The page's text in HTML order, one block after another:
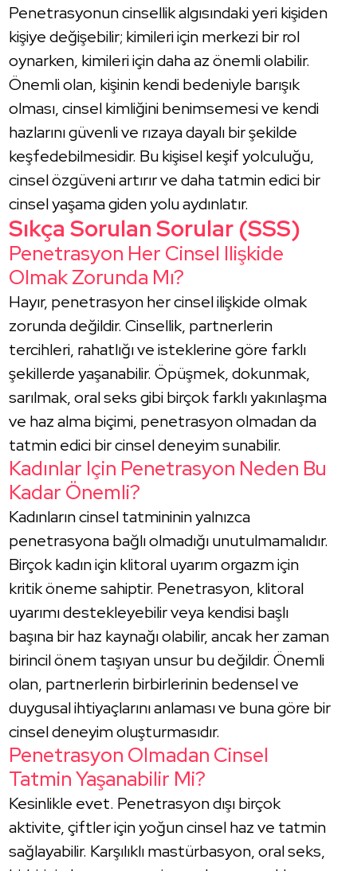
Penetrasyonun cinsellik algısındaki yeri kişiden
kişiye değişebilir; kimileri için merkezi bir rol
oynarken, kimileri için daha az önemli olabilir.
Önemli olan, kişinin kendi bedeniyle barışık
olması, cinsel kimliğini benimsemesi ve kendi
hazlarını güvenli ve rızaya dayalı bir şekilde
keşfedebilmesidir. Bu kişisel keşif yolculuğu,
cinsel özgüveni artırır ve daha tatmin edici bir
cinsel yaşama giden yolu aydınlatır.
Sıkça Sorulan Sorular (SSS)
Penetrasyon Her Cinsel Ilişkide
Olmak Zorunda Mı?
Hayır, penetrasyon her cinsel ilişkide olmak
zorunda değildir. Cinsellik, partnerlerin
tercihleri, rahatlığı ve isteklerine göre farklı
şekillerde yaşanabilir. Öpüşmek, dokunmak,
sarılmak, oral seks gibi birçok farklı yakınlaşma
ve haz alma biçimi, penetrasyon olmadan da
tatmin edici bir cinsel deneyim sunabilir.
Kadınlar Için Penetrasyon Neden Bu
Kadar Önemli?
Kadınların cinsel tatmininin yalnızca
penetrasyona bağlı olmadığı unutulmamalıdır.
Birçok kadın için klitoral uyarım orgazm için
kritik öneme sahiptir. Penetrasyon, klitoral
uyarımı destekleyebilir veya kendisi başlı
başına bir haz kaynağı olabilir, ancak her zaman
birincil önem taşıyan unsur bu değildir. Önemli
olan, partnerlerin birbirlerinin bedensel ve
duygusal ihtiyaçlarını anlaması ve buna göre bir
cinsel deneyim oluşturmasıdır.
Penetrasyon Olmadan Cinsel
Tatmin Yaşanabilir Mi?
Kesinlikle evet. Penetrasyon dışı birçok
aktivite, çiftler için yoğun cinsel haz ve tatmin
sağlayabilir. Karşılıklı mastürbasyon, oral seks,